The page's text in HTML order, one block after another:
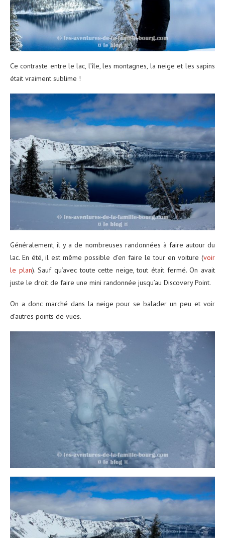
Ce contraste entre le lac, l’île, les montagnes, la neige et les sapins
était vraiment sublime !
Généralement, il y a de nombreuses randonnées à faire autour du
lac. En été, il est même possible d’en faire le tour en voiture (voir
le plan). Sauf qu’avec toute cette neige, tout était fermé. On avait
juste le droit de faire une mini randonnée jusqu’au Discovery Point.
On a donc marché dans la neige pour se balader un peu et voir
d’autres points de vues.